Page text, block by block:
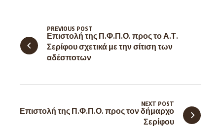
Επιστολή της Π.Φ.Π.Ο. προς το Α.Τ.
Σερίφου σχετικά με την σίτιση των
αδέσποτων
PREVIOUS POST
Επιστολή της Π.Φ.Π.Ο. προς τον δήμαρχο
Σερίφου
NEXT POST